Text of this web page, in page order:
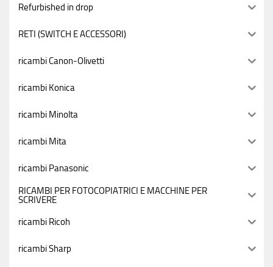
Refurbished in drop
RETI (SWITCH E ACCESSORI)
ricambi Canon-Olivetti
ricambi Konica
ricambi Minolta
ricambi Mita
ricambi Panasonic
RICAMBI PER FOTOCOPIATRICI E MACCHINE PER
SCRIVERE
ricambi Ricoh
ricambi Sharp